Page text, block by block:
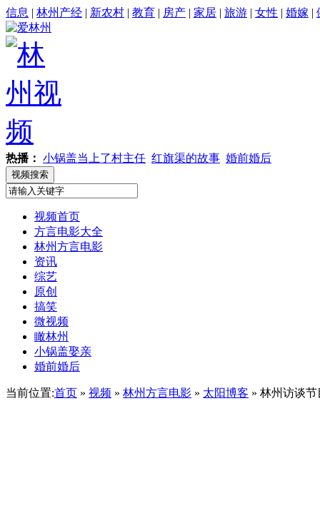
信息 | 林州产经 | 新农村 | 教育 | 房产 | 家居 | 旅游 | 女性 | 婚嫁 |
热播： 小锅盖当上了村主任 红旗渠的故事 婚前婚后
视频首页
方言电影大全
林州方言电影
资讯
综艺
原创
搞笑
微视频
瞰林州
小锅盖娶亲
婚前婚后
当前位置:首页 » 视频 » 林州方言电影 » 太阳博客 » 林州访谈